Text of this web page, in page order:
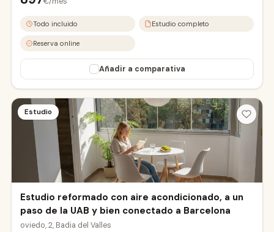
Todo incluido Estudio completo
Reserva online
Añadir a comparativa
Estudio
Estudio reformado con aire acondicionado, a un
paso de la UAB y bien conectado a Barcelona
oviedo, 2, Badia del Valles
UAB Campus